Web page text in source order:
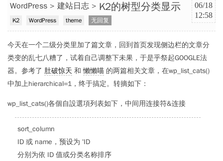
06/18
12:58
WordPress 建站日志 K2的树型分类显示
K2 WordPress theme 无回复
今天在一个二级分类里加了篇文章，回到首页发现侧边栏的文章分
类变的乱七八糟了，试着自己调整下未果，于是乎祭起GOOGLE法
器。参考了 肚破惊天 和懶懶喵 的两篇相关文章，在wp_list_cats()
中加上hierarchical=1，终于搞定。转摘如下：
wp_list_cats()各個自設選項列表如下，中间用连接符&连接
sort_column
ID 或 name，预设为 ‘ID
分别为依 ID 值或分类名称排序